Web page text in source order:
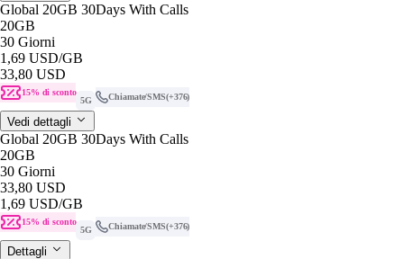
Global 20GB 30Days With Calls
20GB
30 Giorni
1,69 USD/GB
33,80 USD
15% di sconto
5G
Chiamate/SMS(+376)
Vedi dettagli
Global 20GB 30Days With Calls
20GB
30 Giorni
33,80 USD
1,69 USD/GB
15% di sconto
5G
Chiamate/SMS(+376)
Dettagli